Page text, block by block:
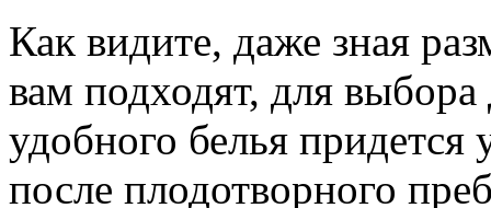
Как видите, даже зная
вам подходят, для
удобного белья придется
после плодотворного